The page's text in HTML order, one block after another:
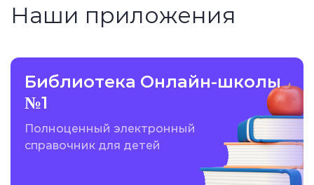
Наши приложения
Библиотека Онлайн-школы
№1
Полноценный электронный
справочник для детей